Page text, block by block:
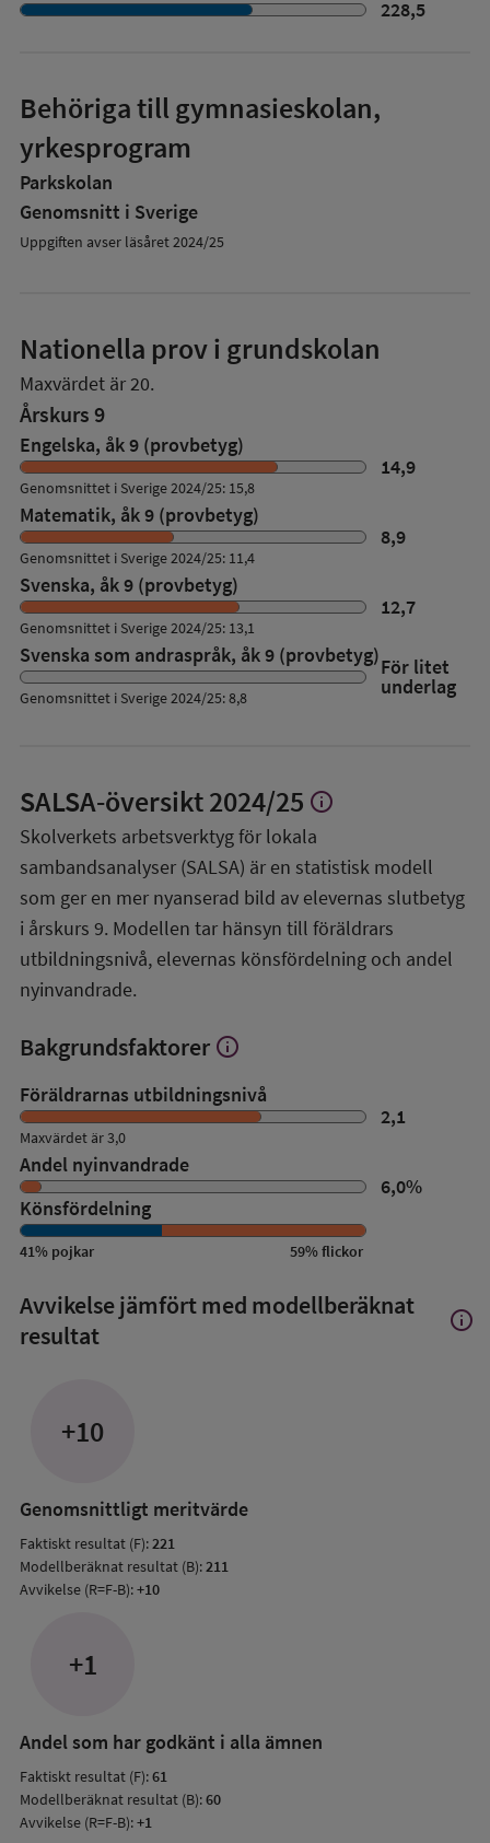
228,5
Behöriga till gymnasieskolan,
yrkesprogram
Parkskolan
Genomsnitt i Sverige
Uppgiften avser läsåret 2024/25
Nationella prov i grundskolan
Maxvärdet är 20.
Årskurs 9
Engelska, åk 9 (provbetyg)
14,9
Genomsnittet i Sverige 2024/25: 15,8
Matematik, åk 9 (provbetyg)
8,9
Genomsnittet i Sverige 2024/25: 11,4
Svenska, åk 9 (provbetyg)
12,7
Genomsnittet i Sverige 2024/25: 13,1
Svenska som andraspråk, åk 9 (provbetyg)För litet
underlag
Genomsnittet i Sverige 2024/25: 8,8
SALSA-översikt2024/25 Visa
om
SALSA-
översikt
info
Skolverkets arbetsverktyg för lokala
sambandsanalyser (SALSA) är en statistisk modell
som ger en mer nyanserad bild av elevernas slutbetyg
i årskurs 9. Modellen tar hänsyn till föräldrars
utbildningsnivå, elevernas könsfördelning och andel
nyinvandrade.
Bakgrundsfaktorer Visa
om
Bakgrundsfaktorer
info
Föräldrarnas utbildningsnivå
2,1
Maxvärdet är 3,0
Andel nyinvandrade
6,0%
Könsfördelning
41% pojkar 59%flickor
Avvikelse jämfört med modellberäknat
resultat
Visa
info
+10
Genomsnittligt meritvärde
Faktiskt resultat (F):221
Modellberäknat resultat (B):211
Avvikelse (R=F-B):+10
+1
Andel som har godkänt i alla ämnen
Faktiskt resultat (F):61
Modellberäknat resultat (B):60
Avvikelse (R=F-B):+1